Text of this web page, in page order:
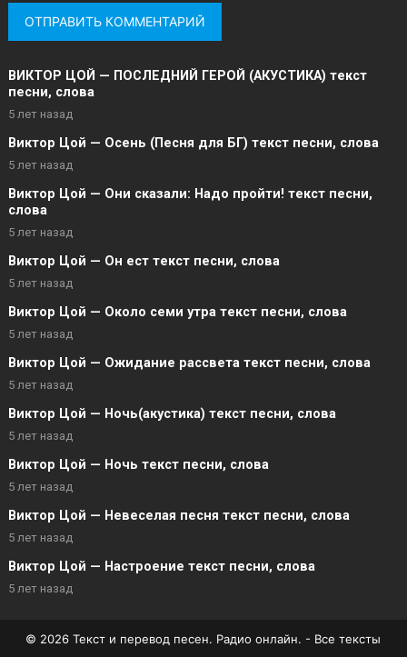
ВИКТОР ЦОЙ — ПОСЛЕДНИЙ ГЕРОЙ (АКУСТИКА) текст
песни, слова
5 лет назад
Виктор Цой — Осень (Песня для БГ) текст песни, слова
5 лет назад
Виктор Цой — Они сказали: Надо пройти! текст песни,
слова
5 лет назад
Виктор Цой — Он ест текст песни, слова
5 лет назад
Виктор Цой — Около семи утра текст песни, слова
5 лет назад
Виктор Цой — Ожидание рассвета текст песни, слова
5 лет назад
Виктор Цой — Ночь(акустика) текст песни, слова
5 лет назад
Виктор Цой — Ночь текст песни, слова
5 лет назад
Виктор Цой — Невеселая песня текст песни, слова
5 лет назад
Виктор Цой — Настроение текст песни, слова
5 лет назад
© 2026 Текст и перевод песен. Радио онлайн. - Все тексты